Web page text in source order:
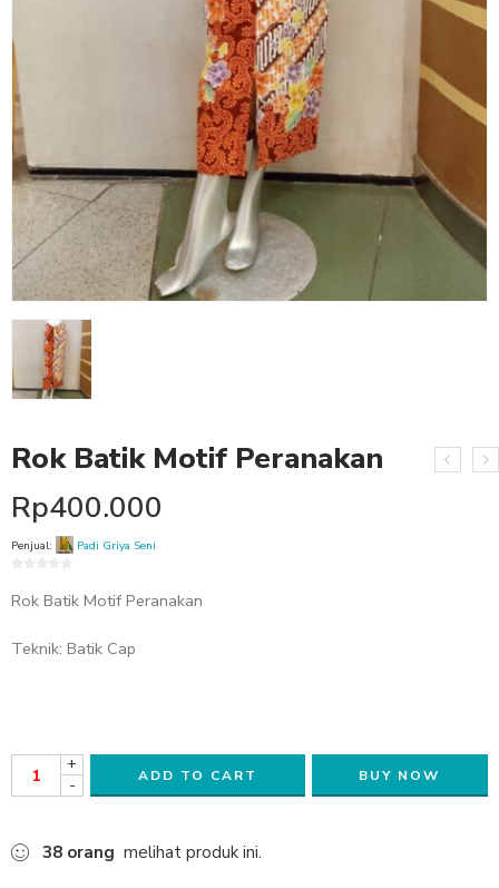
Rok Batik Motif Peranakan
Rp400.000
Penjual: Padi Griya Seni
out
Rok Batik Motif Peranakan
Teknik: Batik Cap
+
-
ADD TO CART BUY NOW
38 orang melihat produk ini.